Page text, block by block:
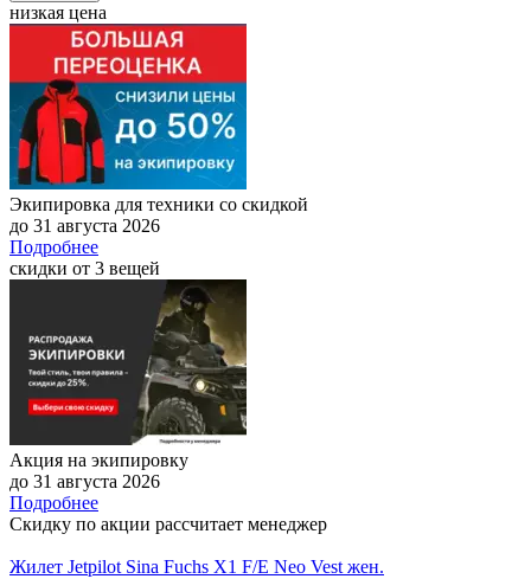
низкая цена
Экипировка для техники со скидкой
до 31 августа 2026
Подробнее
скидки от 3 вещей
Акция на экипировку
до 31 августа 2026
Подробнее
Скидку по акции рассчитает менеджер
Жилет Jetpilot Sina Fuchs X1 F/E Neo Vest жен.